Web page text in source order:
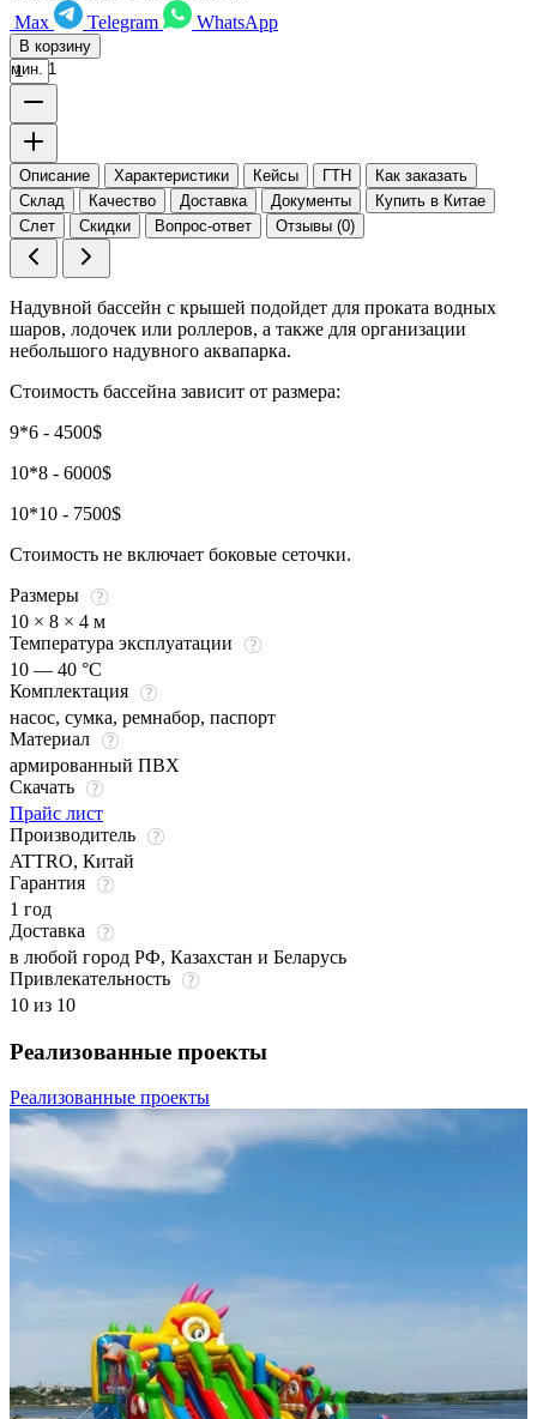
Max
Telegram WhatsApp
В корзину
мин. 1
Описание Характеристики Кейсы ГТН
Как заказать
Склад
Качество Доставка Документы
Купить в Китае
Слет
Скидки Вопрос-ответ Отзывы (0)
Надувной бассейн с крышей подойдет для проката водных
шаров, лодочек или роллеров, а также для организации
небольшого надувного аквапарка.
Стоимость бассейна зависит от размера:
9*6 - 4500$
10*8 - 6000$
10*10 - 7500$
Стоимость не включает боковые сеточки.
Размеры
10 × 8 × 4 м
Температура эксплуатации
10 — 40 °C
Комплектация
насос, сумка, ремнабор, паспорт
Материал
армированный ПВХ
Скачать
Прайс лист
Производитель
ATTRO, Китай
Гарантия
1 год
Доставка
в любой город РФ, Казахстан и Беларусь
Привлекательность
10 из 10
Реализованные проекты
Реализованные проекты